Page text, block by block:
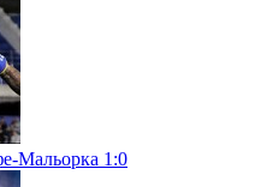
Мальорка 1:0